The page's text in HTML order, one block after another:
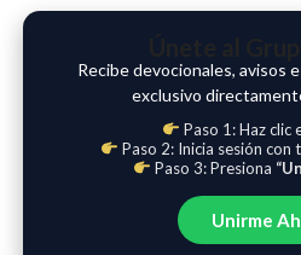
Recibe devocionales, avisos
exclusivo
Paso 1: Haz clic
Paso 2: Inicia sesión con
Paso 3: Presiona
Unirme